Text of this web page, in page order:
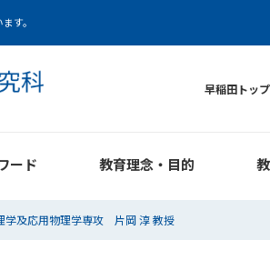
す。
早稲田トップ
ード 教育理念・目的
学及応用物理学専攻 片岡 淳 教授